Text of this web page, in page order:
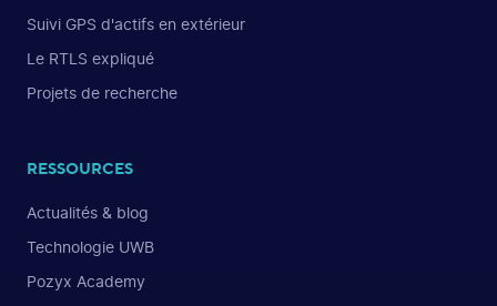
Suivi GPS d'actifs en extérieur
Le RTLS expliqué
Projets de recherche
RESSOURCES
Actualités & blog
Technologie UWB
Pozyx Academy